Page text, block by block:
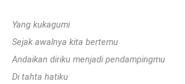
Yang kukagumi
Sejak awalnya kita bertemu
Andaikan diriku menjadi pendampingmu
Di tahta hatiku